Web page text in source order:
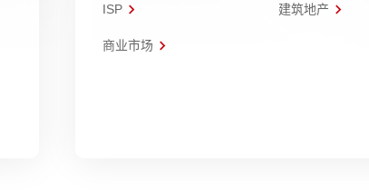
ISP 建筑地产
商业市场